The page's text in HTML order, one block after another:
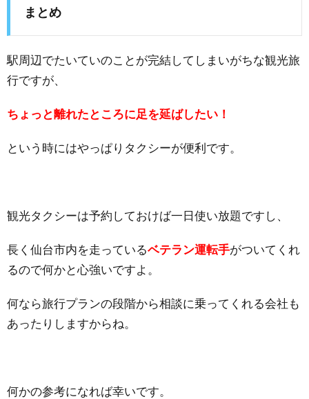
まとめ
駅周辺でたいていのことが完結してしまいがちな観光旅
行ですが、
ちょっと離れたところに足を延ばしたい！
という時にはやっぱりタクシーが便利です。
観光タクシーは予約しておけば一日使い放題ですし、
長く仙台市内を走っているベテラン運転手がついてくれ
るので何かと心強いですよ。
何なら旅行プランの段階から相談に乗ってくれる会社も
あったりしますからね。
何かの参考になれば幸いです。